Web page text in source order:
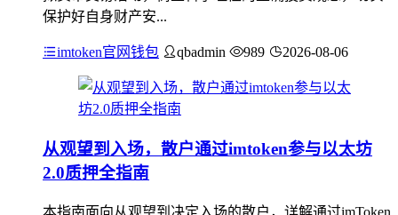
保护好自身财产安...
imtoken官网钱包 qbadmin 989 2026-08-06
从观望到入场，散户通过imtoken参与以太坊
2.0质押全指南
本指南面向从观望到决定入场的散户，详解通过imToken